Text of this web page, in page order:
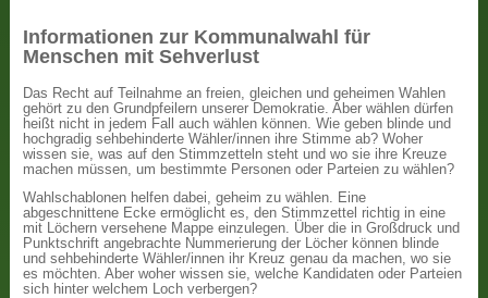
Informationen zur Kommunalwahl für
Menschen mit Sehverlust
Das Recht auf Teilnahme an freien, gleichen und geheimen Wahlen
gehört zu den Grundpfeilern unserer Demokratie. Aber wählen dürfen
heißt nicht in jedem Fall auch wählen können. Wie geben blinde und
hochgradig sehbehinderte Wähler/innen ihre Stimme ab? Woher
wissen sie, was auf den Stimmzetteln steht und wo sie ihre Kreuze
machen müssen, um bestimmte Personen oder Parteien zu wählen?
Wahlschablonen helfen dabei, geheim zu wählen. Eine
abgeschnittene Ecke ermöglicht es, den Stimmzettel richtig in eine
mit Löchern versehene Mappe einzulegen. Über die in Großdruck und
Punktschrift angebrachte Nummerierung der Löcher können blinde
und sehbehinderte Wähler/innen ihr Kreuz genau da machen, wo sie
es möchten. Aber woher wissen sie, welche Kandidaten oder Parteien
sich hinter welchem Loch verbergen?